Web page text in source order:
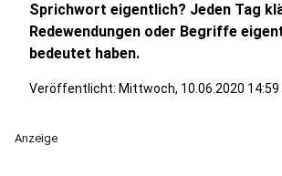
Sprichwort eigentlich? Jeden Tag
Redewendungen oder Begriffe
bedeutet haben.
Veröffentlicht: Mittwoch, 10.06.2020 14:59
Anzeige